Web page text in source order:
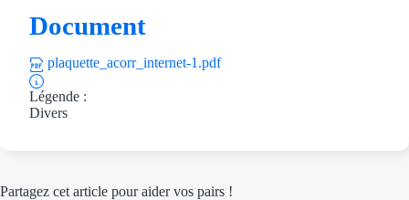
Document
plaquette_acorr_internet-1.pdf
Légende :
Divers
Partagez cet article pour aider vos pairs !